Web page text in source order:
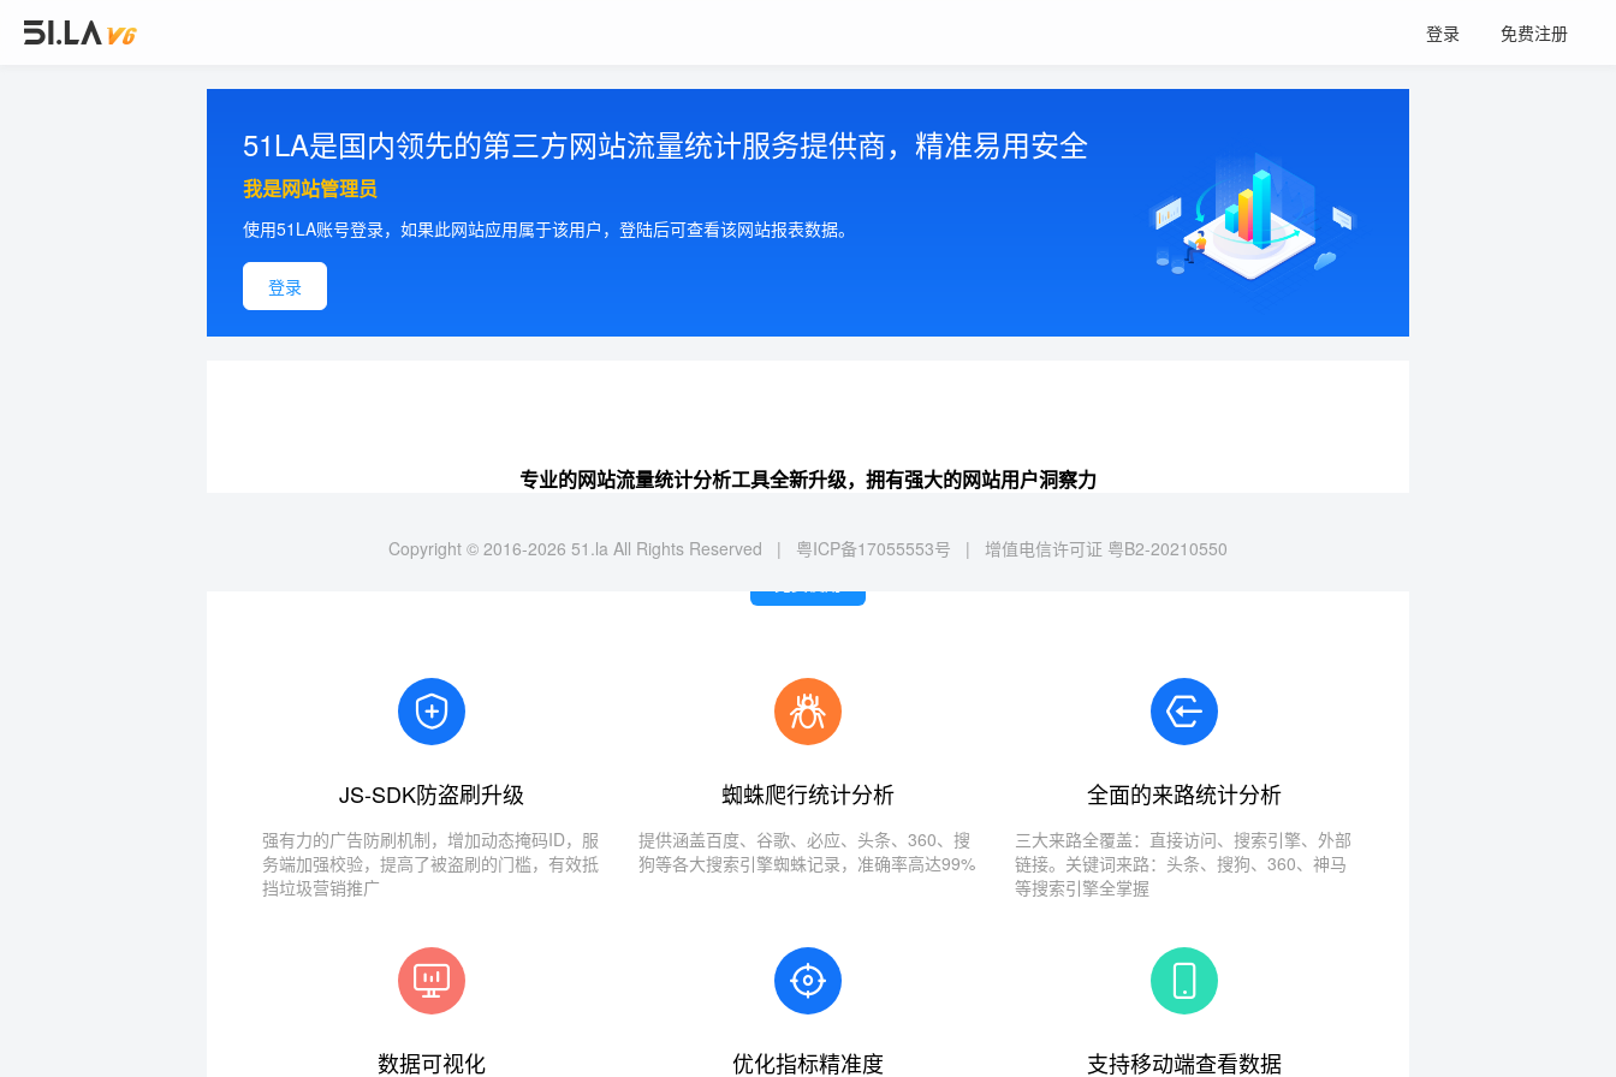
登录 免费注册
51LA是国内领先的第三方网站流量统计服务提供商，精准易用安全
我是网站管理员
使用51LA账号登录，如果此网站应用属于该用户，登陆后可查看该网站报表数据。
登录
专业的网站流量统计分析工具全新升级，拥有强大的网站用户洞察力
JS-SDK防盗刷升级
强有力的广告防刷机制，增加动态掩码ID，服
务端加强校验，提高了被盗刷的门槛，有效抵
挡垃圾营销推广
蜘蛛爬行统计分析
提供涵盖百度、谷歌、必应、头条、360、搜
狗等各大搜索引擎蜘蛛记录，准确率高达99%
全面的来路统计分析
三大来路全覆盖：直接访问、搜索引擎、外部
链接。关键词来路：头条、搜狗、360、神马
等搜索引擎全掌握
数据可视化 优化指标精准度 支持移动端查看数据
Copyright © 2016-2026 51.la All Rights Reserved | 粤ICP备17055553号 | 增值电信许可证 粤B2-20210550